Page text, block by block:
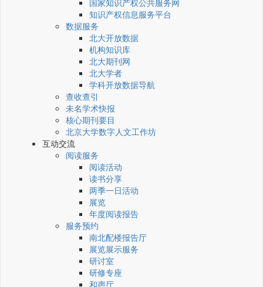
国家知识产权公共服务网
知识产权信息服务平台
数据服务
北大开放数据
机构知识库
北大期刊网
北大学者
学科开放数据导航
查收查引
未名学术快报
核心期刊要目
北京大学数字人文工作坊
互动交流
阅读服务
阅读活动
读书分享
两季一日活动
展览
年度阅读报告
服务预约
南北配楼报告厅
展览展示服务
研讨室
研修专座
和声厅